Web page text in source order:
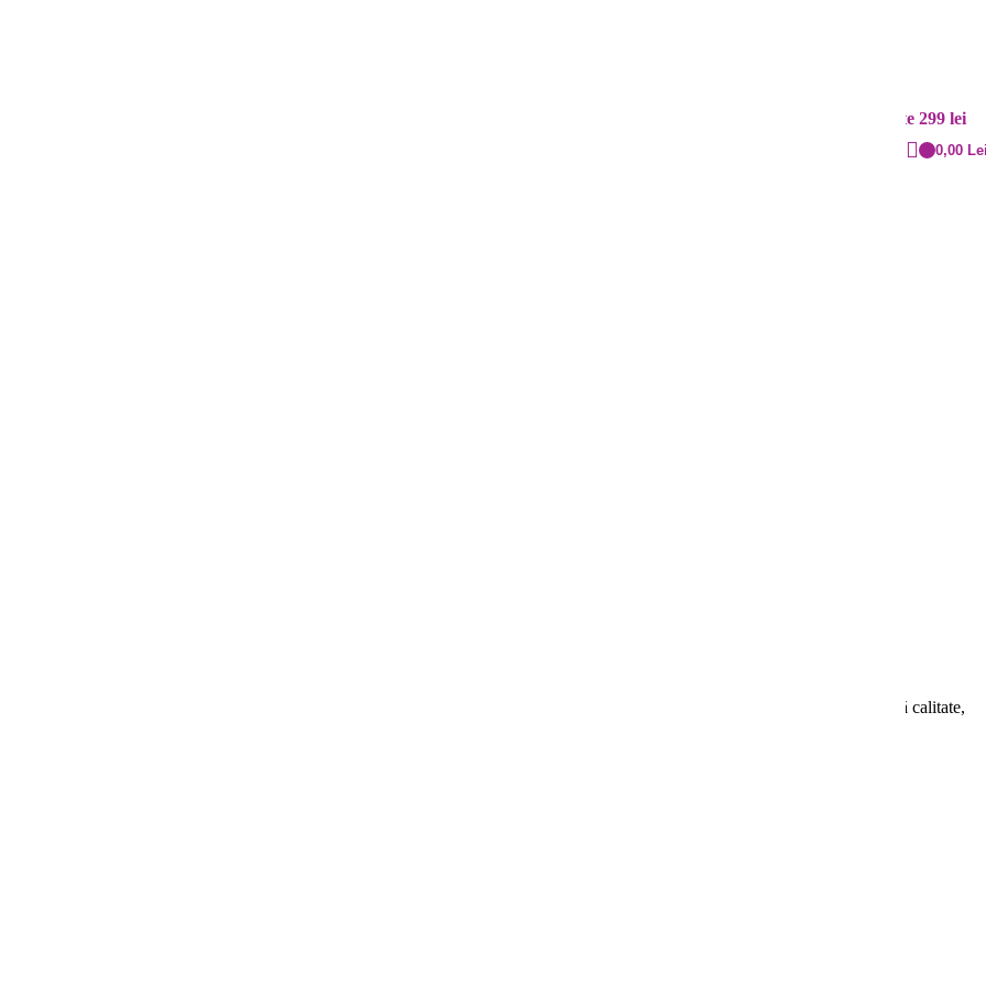
Cost: 20 lei și gratuit peste 299 lei
0,00
cm, ChocoLime
modern cu confortul suprem, având două fețe distincte pentru a transforma dormitorul tău. Realizată din microfibra de înaltă calitate,
confortul și eleganța!